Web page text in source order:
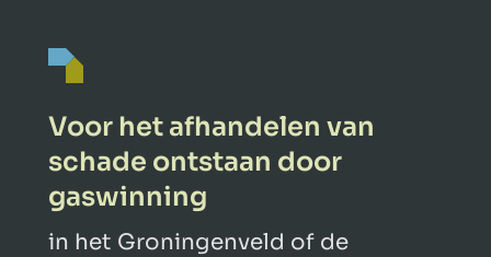
Voor het afhandelen van
schade ontstaan door
gaswinning
in het Groningenveld of de